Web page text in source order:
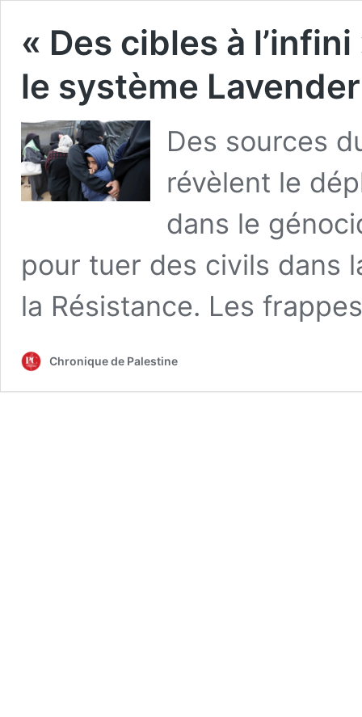
« Des cibles à
le système
Des sources
révèlent le
dans le
pour tuer des civils dans
la Résistance. Les
Chronique de Palestine